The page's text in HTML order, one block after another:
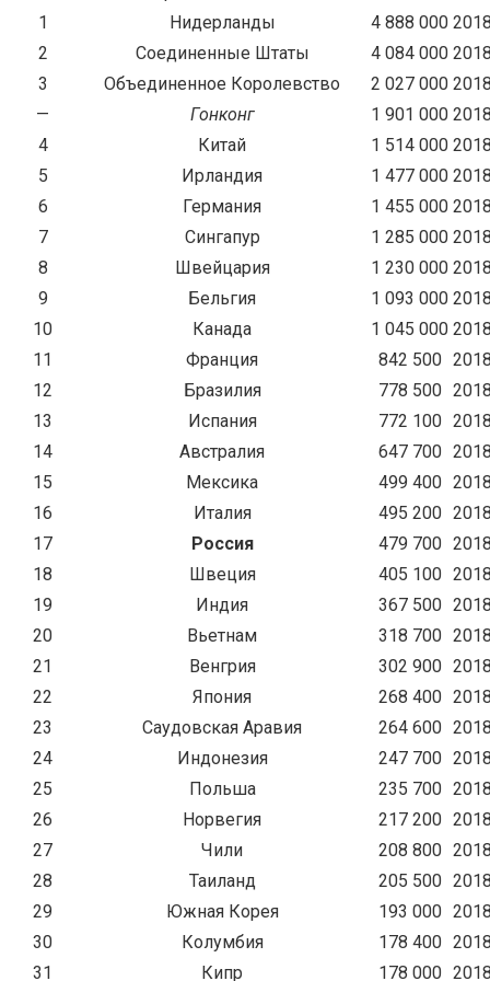
1
Нидерланды 4 888 000 2018
2
Соединенные Штаты 4 084 000 2018
3
Объединенное Королевство 2 027 000 2018
—
Гонконг 1 901 000 2018
4
Китай 1 514 000 2018
5
Ирландия 1 477 000 2018
6
Германия 1 455 000 2018
7
Сингапур 1 285 000 2018
8
Швейцария 1 230 000 2018
9
Бельгия 1 093 000 2018
10
Канада 1 045 000 2018
11
Франция 842 500 2018
12
Бразилия 778 500 2018
13
Испания 772 100 2018
14
Австралия 647 700 2018
15
Мексика 499 400 2018
16
Италия 495 200 2018
17
Россия 479 700 2018
18
Швеция 405 100 2018
19
Индия 367 500 2018
20
Вьетнам 318 700 2018
21
Венгрия 302 900 2018
22
Япония 268 400 2018
23
Саудовская Аравия 264 600 2018
24
Индонезия 247 700 2018
25
Польша 235 700 2018
26
Норвегия 217 200 2018
27
Чили 208 800 2018
28
Таиланд 205 500 2018
29
Южная Корея 193 000 2018
30
Колумбия 178 400 2018
31
Кипр 178 000 2018